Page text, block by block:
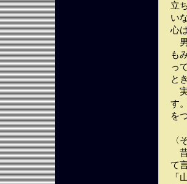
立
い
心
男
も
っ
と
実
す
を
昔
て
「